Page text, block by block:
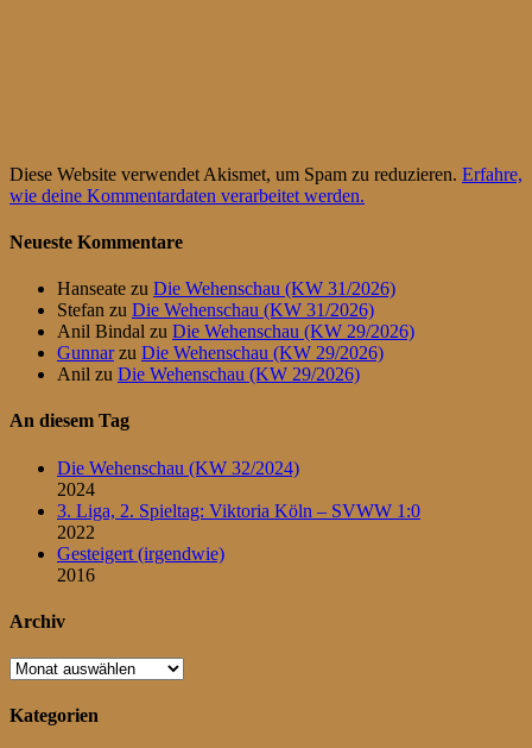
Diese Website verwendet Akismet, um Spam zu reduzieren. Erfahre,
wie deine Kommentardaten verarbeitet werden.
Neueste Kommentare
Hanseate zu Die Wehenschau (KW 31/2026)
Stefan zu Die Wehenschau (KW 31/2026)
Anil Bindal zu Die Wehenschau (KW 29/2026)
Gunnarzu Die Wehenschau (KW 29/2026)
Anil zu Die Wehenschau (KW 29/2026)
An diesem Tag
Die Wehenschau (KW 32/2024)
2024
3. Liga, 2. Spieltag: Viktoria Köln – SVWW 1:0
2022
Gesteigert (irgendwie)
2016
Archiv
Archiv
Kategorien